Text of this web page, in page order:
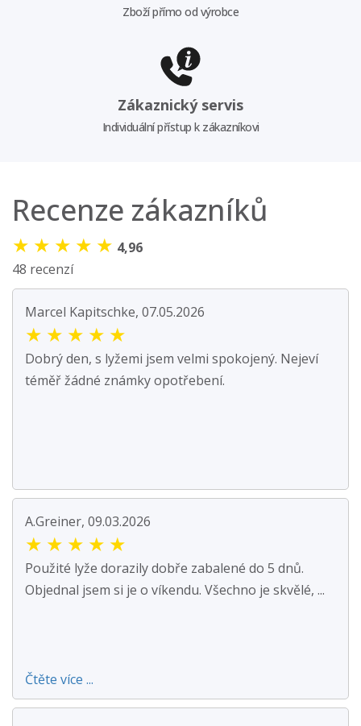
Zboží přímo od výrobce
Zákaznický servis
Individuální přístup k zákazníkovi
Recenze zákazníků
★ ★ ★ ★ ★ 4,96
48 recenzí
Marcel Kapitschke, 07.05.2026
★ ★ ★ ★ ★
Dobrý den, s lyžemi jsem velmi spokojený. Nejeví
téměř žádné známky opotřebení.
A.Greiner, 09.03.2026
★ ★ ★ ★ ★
Použité lyže dorazily dobře zabalené do 5 dnů.
Objednal jsem si je o víkendu. Všechno je skvělé, ...
Čtěte více ...